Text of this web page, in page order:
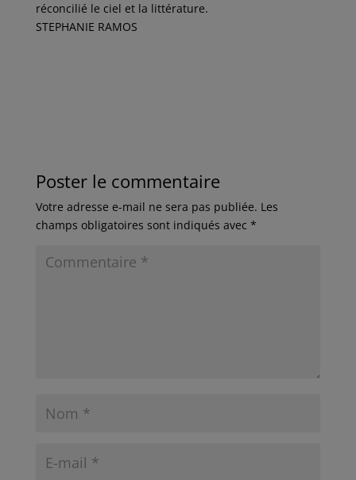
réconcilié le ciel et la littérature.
STEPHANIE RAMOS
Poster le commentaire
Votre adresse e-mail ne sera pas publiée. Les
champs obligatoires sont indiqués avec *